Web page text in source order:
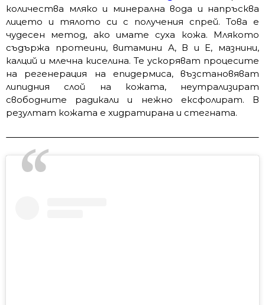
количества мляко и минерална вода и напръсква
лицето и тялото си с получения спрей. Това е
чудесен метод, ако имате суха кожа. Млякото
съдържа протеини, витамини А, В и Е, мазнини,
калций и млечна киселина. Те ускоряват процесите
на регенерация на епидермиса, възстановяват
липидния слой на кожата, неутрализират
свободните радикали и нежно ексфолират. В
резултат кожата е хидратирана и стегната.